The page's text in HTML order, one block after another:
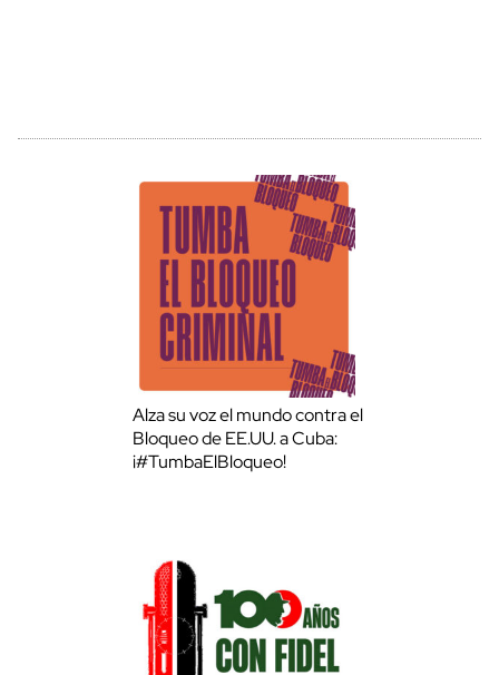
Alza su voz el mundo contra el
Bloqueo de EE.UU. a Cuba:
¡#TumbaElBloqueo!